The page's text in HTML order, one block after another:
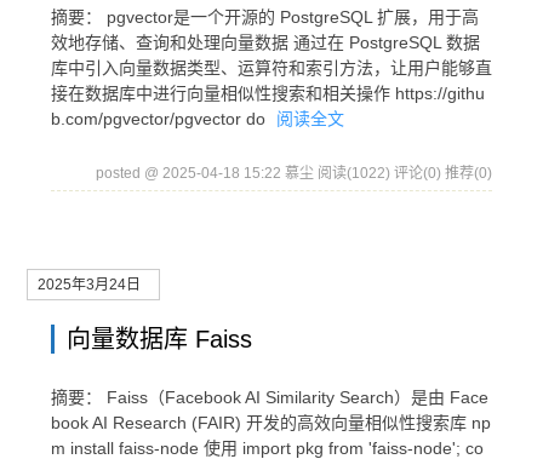
摘要： pgvector是一个开源的 PostgreSQL 扩展，用于高
效地存储、查询和处理向量数据 通过在 PostgreSQL 数据
库中引入向量数据类型、运算符和索引方法，让用户能够直
接在数据库中进行向量相似性搜索和相关操作 https://githu
b.com/pgvector/pgvector do
阅读全文
posted @ 2025-04-18 15:22 慕尘 阅读(1022) 评论(0) 推荐(0)
2025年3月24日
向量数据库 Faiss
摘要： Faiss（Facebook AI Similarity Search）是由 Face
book AI Research (FAIR) 开发的高效向量相似性搜索库 np
m install faiss-node 使用 import pkg from 'faiss-node'; co